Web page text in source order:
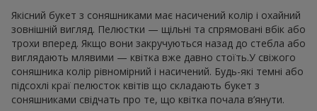
Якісний букет з соняшниками має насичений колір і охайний
зовнішній вигляд. Пелюстки — щільні та спрямовані вбік або
трохи вперед. Якщо вони закручуються назад до стебла або
виглядають млявими — квітка вже давно стоїть.У свіжого
соняшника колір рівномірний і насичений. Будь-які темні або
підсохлі краї пелюсток квітів що складають букет з
соняшниками свідчать про те, що квітка почала в’янути.